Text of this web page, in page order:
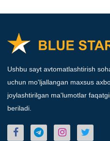
Ushbu sayt avtomatlashtirish
uchun mo'ljallangan maxsus
joylashtirilgan ma'lumotlar
beriladi.